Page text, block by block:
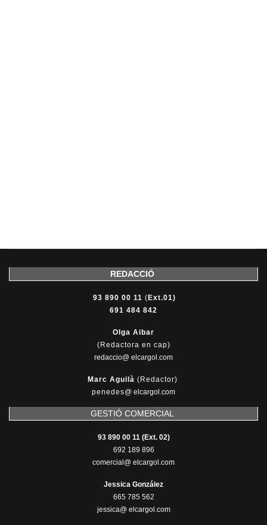
REDACCIÓ
93 890 00 11 ( Ext.01)
691 484 842
Olga Aibar
(Redactora en cap)
redaccio@ elcargol.com
Marc Aguilà (Redactor)
penedes@ elcargol.com
GESTIÓ COMERCIAL
93 890 00 11 (Ext. 02)
692 189 896
comercial@ elcargol.com
Jessica González
665 785 562
jessica@ elcargol.com